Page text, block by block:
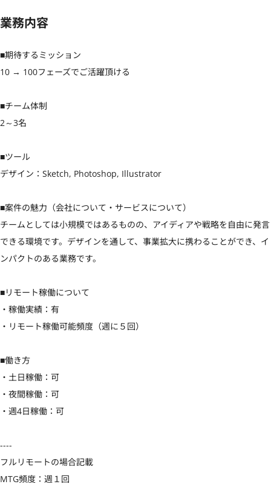
業務内容
■期待するミッション
10 → 100フェーズでご活躍頂ける
■チーム体制
2～3名
■ツール
デザイン：Sketch, Photoshop, Illustrator
■案件の魅力（会社について・サービスについて）
チームとしては小規模ではあるものの、アイディアや戦略を自由に発言
できる環境です。デザインを通して、事業拡大に携わることができ、イ
ンパクトのある業務です。
■リモート稼働について
・稼働実績：有
・リモート稼働可能頻度（週に５回）
■働き方
・土日稼働：可
・夜間稼働：可
・週4日稼働：可
----
フルリモートの場合記載
MTG頻度：週１回